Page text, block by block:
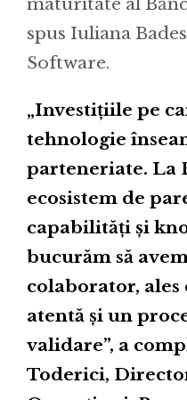
spus Iuliana
Software.
„Investiţiile pe
tehnologie
parteneriate. La
ecosistem de
capabilităţi şi
bucurăm să
colaborator, ales
atentă şi un
validare”, a
Toderici,